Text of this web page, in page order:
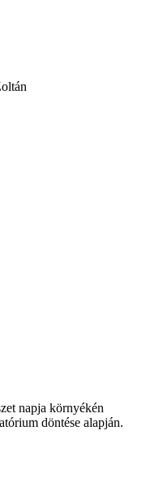
napja környékén
döntése alapján.